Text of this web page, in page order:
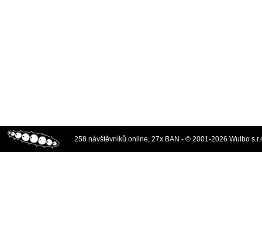
258 návštěvníků online, 27x BAN - © 2001-2026 Wulbo